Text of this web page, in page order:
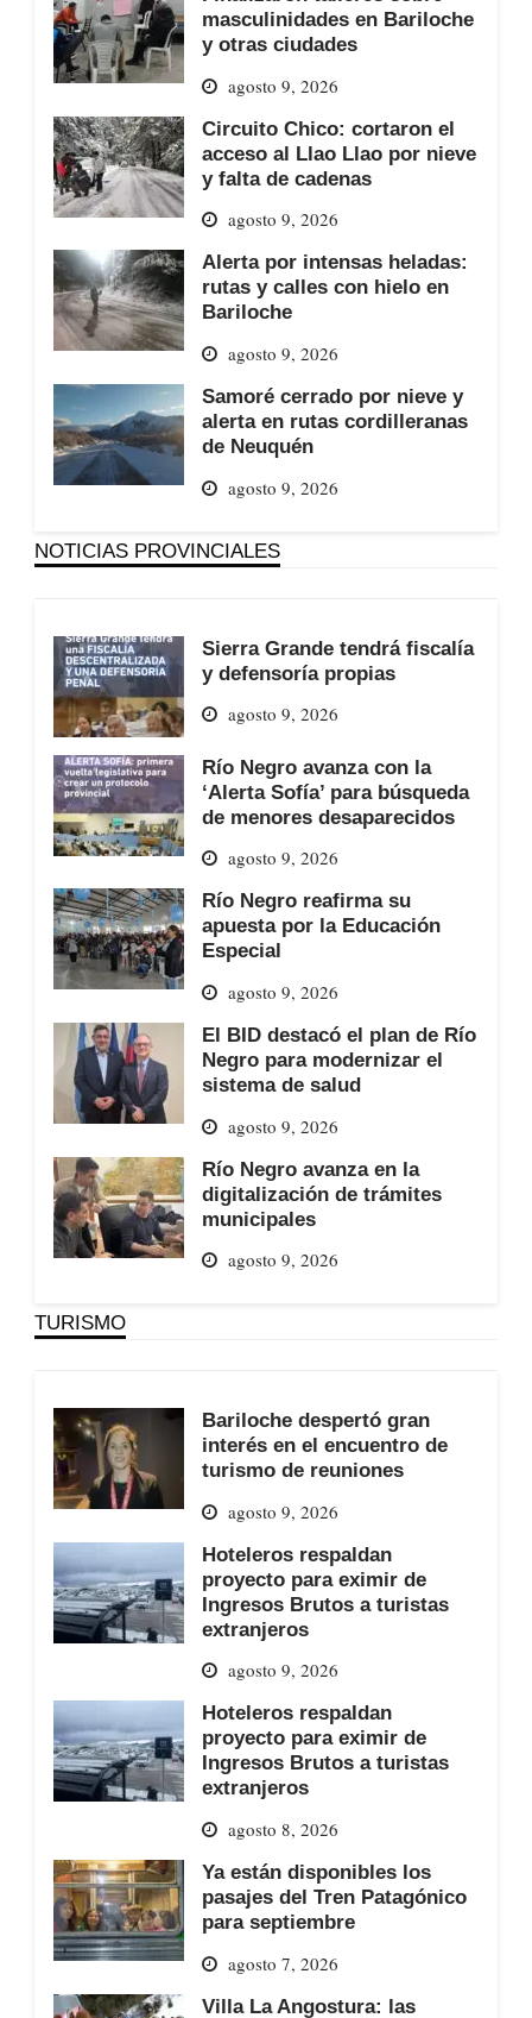
masculinidades en Bariloche
y otras ciudades
agosto 9, 2026
Circuito Chico: cortaron el
acceso al Llao Llao por nieve
y falta de cadenas
agosto 9, 2026
Alerta por intensas heladas:
rutas y calles con hielo en
Bariloche
agosto 9, 2026
Samoré cerrado por nieve y
alerta en rutas cordilleranas
de Neuquén
agosto 9, 2026
NOTICIAS PROVINCIALES
Sierra Grande tendrá fiscalía
y defensoría propias
agosto 9, 2026
Río Negro avanza con la
‘Alerta Sofía’ para búsqueda
de menores desaparecidos
agosto 9, 2026
Río Negro reafirma su
apuesta por la Educación
Especial
agosto 9, 2026
El BID destacó el plan de Río
Negro para modernizar el
sistema de salud
agosto 9, 2026
Río Negro avanza en la
digitalización de trámites
municipales
agosto 9, 2026
TURISMO
Bariloche despertó gran
interés en el encuentro de
turismo de reuniones
agosto 9, 2026
Hoteleros respaldan
proyecto para eximir de
Ingresos Brutos a turistas
extranjeros
agosto 9, 2026
Hoteleros respaldan
proyecto para eximir de
Ingresos Brutos a turistas
extranjeros
agosto 8, 2026
Ya están disponibles los
pasajes del Tren Patagónico
para septiembre
agosto 7, 2026
Villa La Angostura: las